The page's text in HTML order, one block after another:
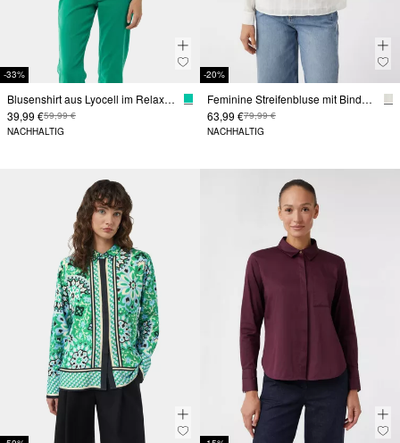
-33%
Blusenshirt aus Lyocell im Relaxed Fit
39,99 €59,99 €
NACHHALTIG
-20%
Feminine Streifenbluse mit Bindedetail
63,99 €79,99 €
NACHHALTIG